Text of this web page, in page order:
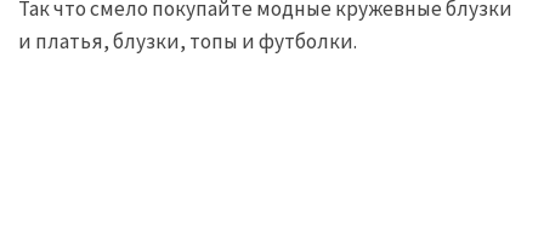
Так что смело покупайте модные кружевные блузки
и платья, блузки, топы и футболки.